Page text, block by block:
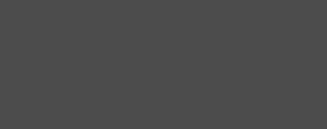
始めた。